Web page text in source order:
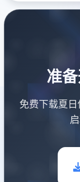
准
免费下载夏